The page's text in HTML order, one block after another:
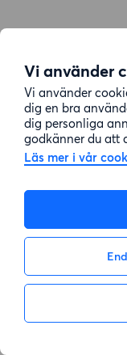
Vi använder
Vi använder
dig en bra
dig personliga
godkänner du att
Läs mer i vår